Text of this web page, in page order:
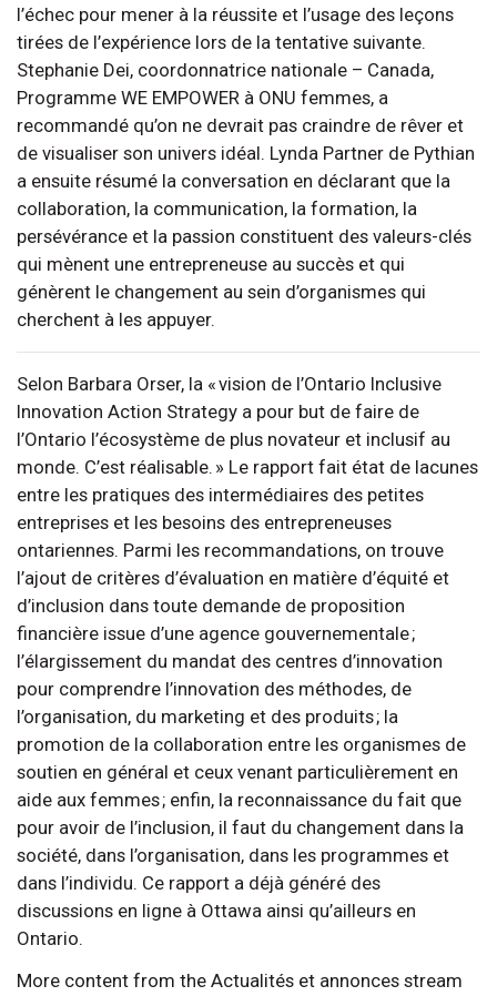
l’échec pour mener à la réussite et l’usage des leçons
tirées de l’expérience lors de la tentative suivante.
Stephanie Dei, coordonnatrice nationale – Canada,
Programme WE EMPOWER à ONU femmes, a
recommandé qu’on ne devrait pas craindre de rêver et
de visualiser son univers idéal. Lynda Partner de Pythian
a ensuite résumé la conversation en déclarant que la
collaboration, la communication, la formation, la
persévérance et la passion constituent des valeurs-clés
qui mènent une entrepreneuse au succès et qui
génèrent le changement au sein d’organismes qui
cherchent à les appuyer.
Selon Barbara Orser, la « vision de l’Ontario Inclusive
Innovation Action Strategy a pour but de faire de
l’Ontario l’écosystème de plus novateur et inclusif au
monde. C’est réalisable. » Le rapport fait état de lacunes
entre les pratiques des intermédiaires des petites
entreprises et les besoins des entrepreneuses
ontariennes. Parmi les recommandations, on trouve
l’ajout de critères d’évaluation en matière d’équité et
d’inclusion dans toute demande de proposition
financière issue d’une agence gouvernementale ;
l’élargissement du mandat des centres d’innovation
pour comprendre l’innovation des méthodes, de
l’organisation, du marketing et des produits ; la
promotion de la collaboration entre les organismes de
soutien en général et ceux venant particulièrement en
aide aux femmes ; enfin, la reconnaissance du fait que
pour avoir de l’inclusion, il faut du changement dans la
société, dans l’organisation, dans les programmes et
dans l’individu. Ce rapport a déjà généré des
discussions en ligne à Ottawa ainsi qu’ailleurs en
Ontario.
More content from the Actualités et annonces stream